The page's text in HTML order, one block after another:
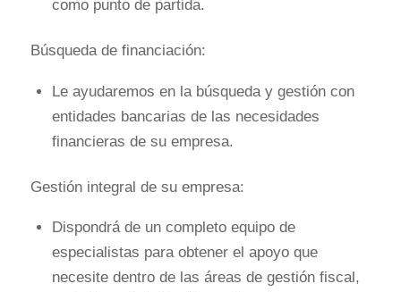
como punto de partida.
Búsqueda de financiación:
Le ayudaremos en la búsqueda y gestión con
entidades bancarias de las necesidades
financieras de su empresa.
Gestión integral de su empresa:
Dispondrá de un completo equipo de
especialistas para obtener el apoyo que
necesite dentro de las áreas de gestión fiscal,